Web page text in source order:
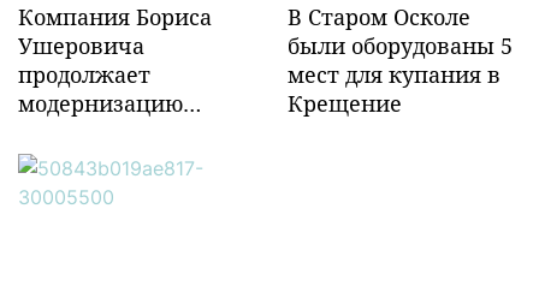
Компания Бориса
Ушеровича
продолжает
модернизацию
инфраструктуры в
Забайкалье
В Старом Осколе
были оборудованы 5
мест для купания в
Крещение